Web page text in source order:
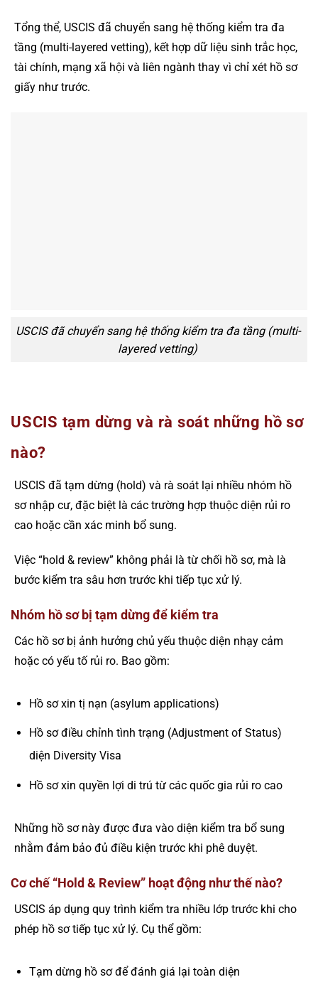
Tổng thể, USCIS đã chuyển sang hệ thống kiểm tra đa
tầng (multi-layered vetting), kết hợp dữ liệu sinh trắc học,
tài chính, mạng xã hội và liên ngành thay vì chỉ xét hồ sơ
giấy như trước.
USCIS đã chuyển sang hệ thống kiểm tra đa tầng (multi-
layered vetting)
USCIS tạm dừng và rà soát những hồ sơ
nào?
USCIS đã tạm dừng (hold) và rà soát lại nhiều nhóm hồ
sơ nhập cư, đặc biệt là các trường hợp thuộc diện rủi ro
cao hoặc cần xác minh bổ sung.
Việc “hold & review” không phải là từ chối hồ sơ, mà là
bước kiểm tra sâu hơn trước khi tiếp tục xử lý.
Nhóm hồ sơ bị tạm dừng để kiểm tra
Các hồ sơ bị ảnh hưởng chủ yếu thuộc diện nhạy cảm
hoặc có yếu tố rủi ro. Bao gồm:
Hồ sơ xin tị nạn (asylum applications)
Hồ sơ điều chỉnh tình trạng (Adjustment of Status)
diện Diversity Visa
Hồ sơ xin quyền lợi di trú từ các quốc gia rủi ro cao
Những hồ sơ này được đưa vào diện kiểm tra bổ sung
nhằm đảm bảo đủ điều kiện trước khi phê duyệt.
Cơ chế “Hold & Review” hoạt động như thế nào?
USCIS áp dụng quy trình kiểm tra nhiều lớp trước khi cho
phép hồ sơ tiếp tục xử lý. Cụ thể gồm:
Tạm dừng hồ sơ để đánh giá lại toàn diện